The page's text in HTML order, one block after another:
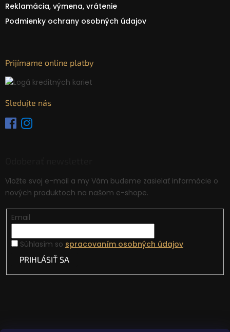
Reklamácia, výmena, vrátenie
Podmienky ochrany osobných údajov
Prijímame online platby
Sledujte nás
Vložte svoj e-mail a my Vám budeme zasielať informácie o
nových produktoch na našom e-shope.
Email
Súhlasím so spracovaním osobných údajov.
PRIHLÁSIŤ SA